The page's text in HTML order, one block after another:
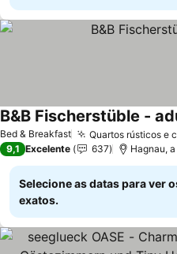
Bed & Breakfast Quartos rústicos e
B&B Fischerstüble -
9,1 Excelente 637 Hagnau,
Selecione as datas para ver
exatos.